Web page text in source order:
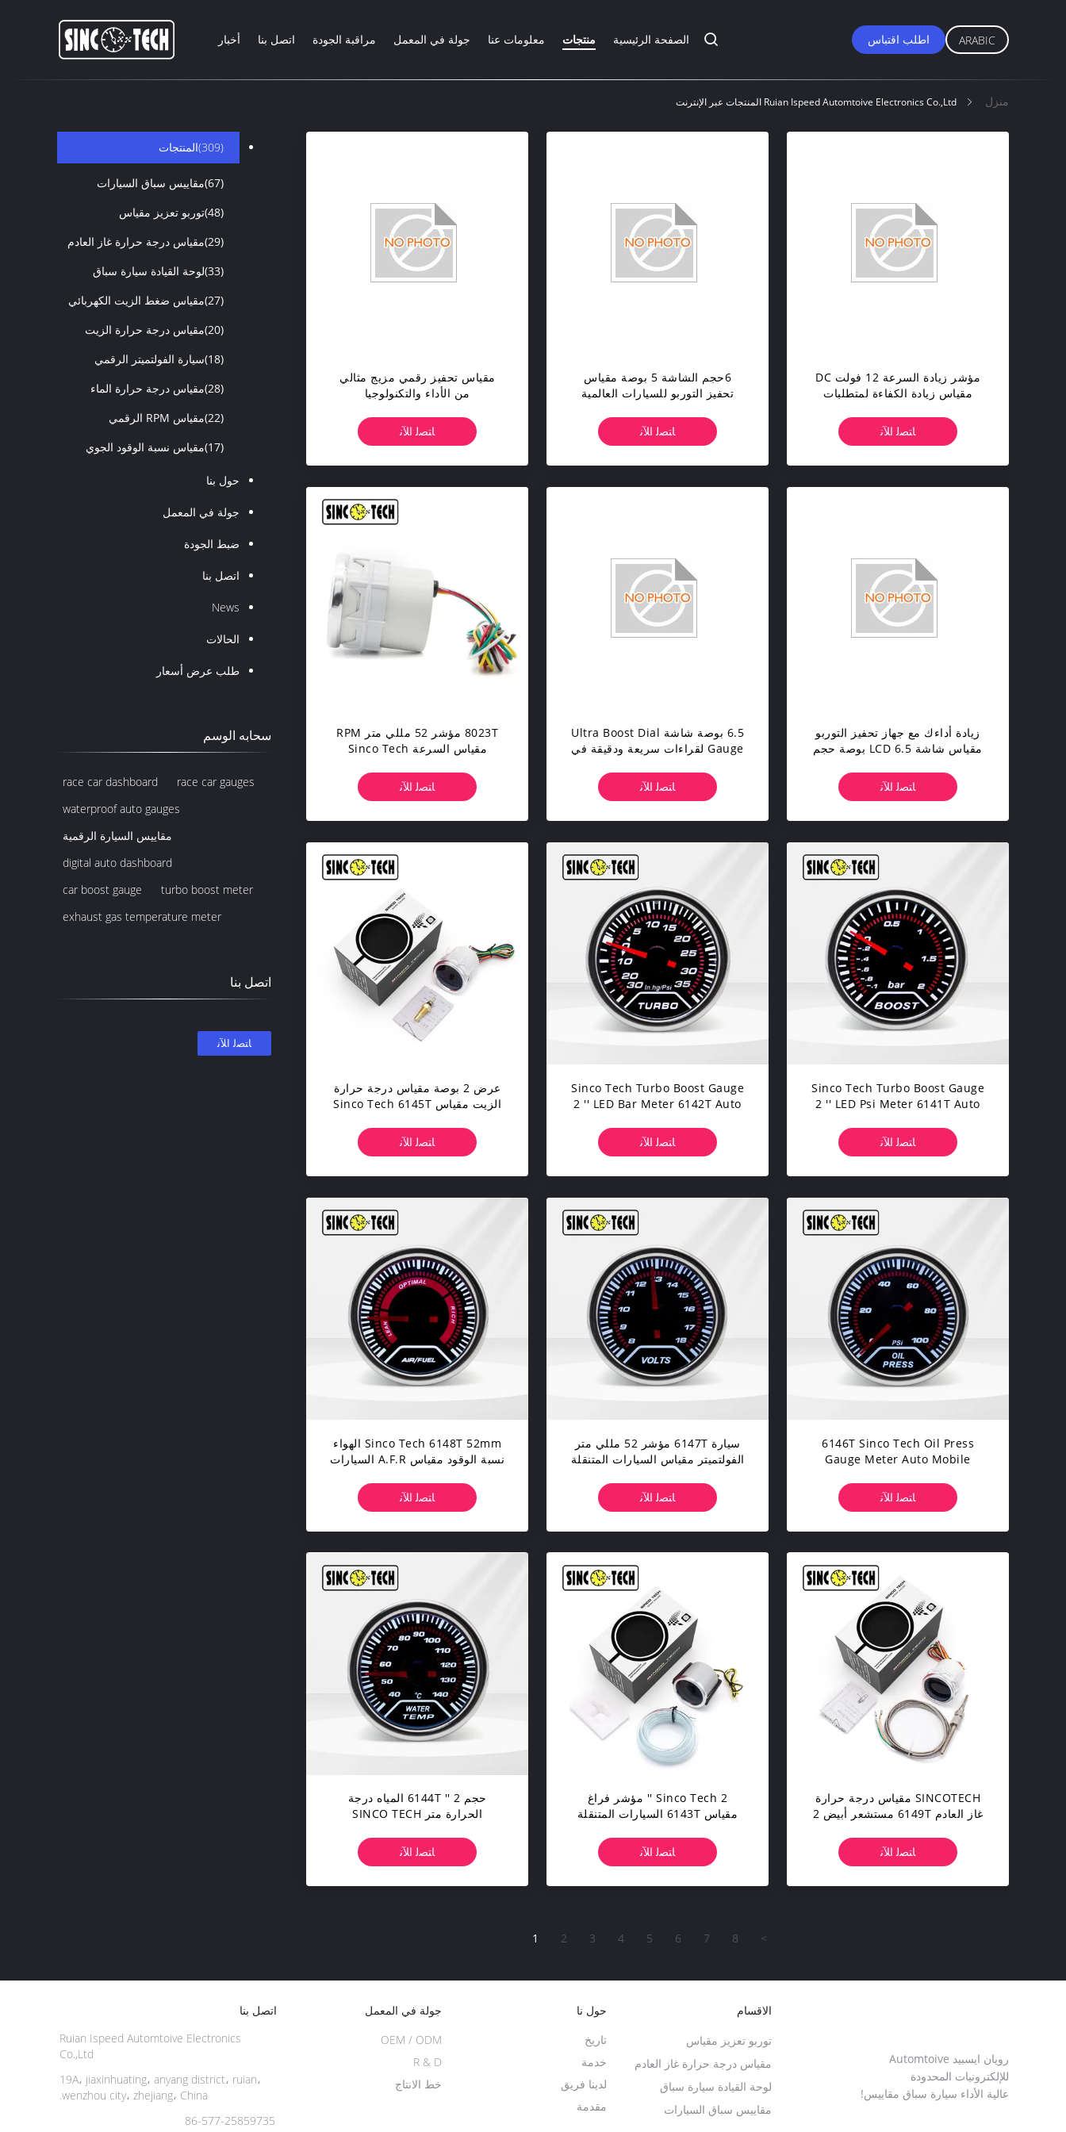
الصفحة الرئيسية منتجات معلومات عنا جولة في المعمل مراقبة الجودة اتصل بنا أخبار اطلب اقتباس ARABIC
منزل Ruian Ispeed Automtoive Electronics Co.,Ltd المنتجات عبر الإنترنت
المنتجات (309)
مقاييس سباق السيارات
(67)
توربو تعزيز مقياس
(48)
مقياس درجة حرارة غاز العادم
(29)
لوحة القيادة سيارة سباق
(33)
مقياس ضغط الزيت الكهربائي
(27)
مقياس درجة حرارة الزيت
(20)
سيارة الفولتميتر الرقمي
(18)
مقياس درجة حرارة الماء
(28)
مقياس RPM الرقمي
(22)
مقياس نسبة الوقود الجوي
(17)
حول بنا
جولة في المعمل
ضبط الجودة
اتصل بنا
News
الحالات
طلب عرض أسعار
سحابه الوسم
race car dashboard
race car gauges
waterproof auto gauges
مقاييس السيارة الرقمية
digital auto dashboard
car boost gauge
turbo boost meter
exhaust gas temperature meter
اتصل بنا
مؤشر زيادة السرعة 12 فولت DC
مقياس زيادة الكفاءة لمتطلبات
ﺎﺘﺼﻟ ﺍﻶﻧ
6حجم الشاشة 5 بوصة مقياس
تحفيز التوربو للسيارات العالمية
ﺎﺘﺼﻟ ﺍﻶﻧ
مقياس تحفيز رقمي مزيج مثالي
من الأداء والتكنولوجيا
ﺎﺘﺼﻟ ﺍﻶﻧ
زيادة أداءك مع جهاز تحفيز التوربو
مقياس شاشة LCD 6.5 بوصة حجم
ﺎﺘﺼﻟ ﺍﻶﻧ
6.5 بوصة شاشة Ultra Boost Dial
Gauge لقراءات سريعة ودقيقة في
ﺎﺘﺼﻟ ﺍﻶﻧ
8023T مؤشر 52 مللي متر RPM
مقياس السرعة Sinco Tech
مقياس سرعة الدوران
ﺎﺘﺼﻟ ﺍﻶﻧ
Sinco Tech Turbo Boost Gauge
2 '' LED Psi Meter 6141T Auto
ﺎﺘﺼﻟ ﺍﻶﻧ
Sinco Tech Turbo Boost Gauge
2 '' LED Bar Meter 6142T Auto
ﺎﺘﺼﻟ ﺍﻶﻧ
عرض 2 بوصة مقياس درجة حرارة
الزيت مقياس Sinco Tech 6145T
متحركة
ﺎﺘﺼﻟ ﺍﻶﻧ
6146T Sinco Tech Oil Press
Gauge Meter Auto Mobile
ﺎﺘﺼﻟ ﺍﻶﻧ
سيارة 6147T مؤشر 52 مللي متر
الفولتميتر مقياس السيارات المتنقلة
ﺎﺘﺼﻟ ﺍﻶﻧ
Sinco Tech 6148T 52mm الهواء
نسبة الوقود مقياس A.F.R السيارات
ﺎﺘﺼﻟ ﺍﻶﻧ
SINCOTECH مقياس درجة حرارة
غاز العادم 6149T مستشعر أبيض 2
ﺎﺘﺼﻟ ﺍﻶﻧ
Sinco Tech 2 '' مؤشر فراغ
مقياس 6143T السيارات المتنقلة
ﺎﺘﺼﻟ ﺍﻶﻧ
حجم 2 '' 6144T المياه درجة
الحرارة متر SINCO TECH
فولت
ﺎﺘﺼﻟ ﺍﻶﻧ
1 2 3 4 5 6 7 8 >
رويان ايسبيد Automtoive
للإلكترونيات المحدودة
عالية الأداء سيارة سباق مقاييس!
الاقسام
مقاييس سباق السيارات
توربو تعزيز مقياس
مقياس درجة حرارة غاز العادم
لوحة القيادة سيارة سباق
حول نا
مقدمة
تاريخ
خدمة
لدينا فريق
جولة في المعمل
خط الانتاج
OEM / ODM
R & D
اتصل بنا
Ruian Ispeed Automtoive Electronics
Co.,Ltd
19A، jiaxinhuating، anyang district، ruian،
wenzhou city، zhejiang، China.
86-577-25859735